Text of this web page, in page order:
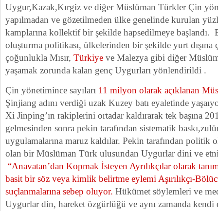
Uygur,Kazak,Kırgiz ve diğer Müslüman Türkler Çin
yapılmadan ve gözetilmeden ülke genelinde kurulan
kamplarına kollektif bir şekilde hapsedilmeye başlandı.
oluşturma politikası, ülkelerinden bir şekilde yurt dışına
çoğunlukla Mısır, Türkiye ve Malezya gibi diğer
yaşamak zorunda kalan genç Uygurları yönlendirildi .
Çin yönetimince sayıları 11 milyon olarak açıklanan
Şinjiang adını verdiği uzak Kuzey batı eyaletinde
Xi Jinping’ın rakiplerini ortadar kaldırarak tek başına
gelmesinden sonra pekin tarafından sistematik
uygulamalarına maruz kaldılar. Pekin tarafından politik
olan bir Müslüman Türk ulusundan Uygurlar dini ve
“Anavatan’dan Kopmak İsteyen Ayrılıkçılar olarak
basit bir söz veya kimlik belirtme eylemi Aşırılıkçı-
suçlanmalarına sebep oluyor. Hükümet söylemleri ve
Uygurlar din, hareket özgürlüğü ve aynı zamanda